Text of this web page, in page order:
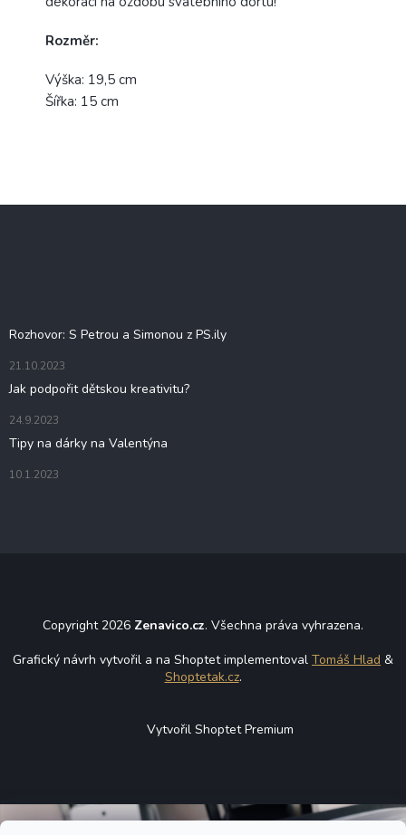
Rozměr:
Výška: 19,5 cm
Šířka: 15 cm
Rozhovor: S Petrou a Simonou z PS.ily
21.10.2023
Jak podpořit dětskou kreativitu?
24.9.2023
Tipy na dárky na Valentýna
10.1.2023
Copyright 2026 Zenavico.cz. Všechna práva vyhrazena.
Grafický návrh vytvořil a na Shoptet implementoval Tomáš Hlad &
Shoptetak.cz.
Vytvořil Shoptet Premium